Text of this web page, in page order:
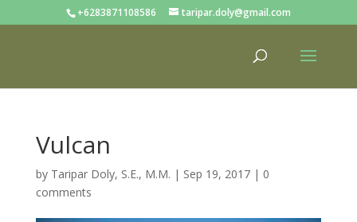
+6283871108586 taripar.doly@gmail.com
Vulcan
by Taripar Doly, S.E., M.M. | Sep 19, 2017| 0
comments